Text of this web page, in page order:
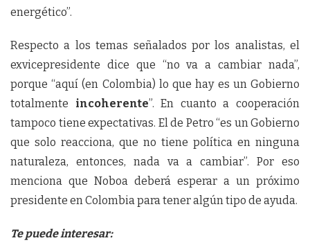
energético”.
Respecto a los temas señalados por los analistas, el
exvicepresidente dice que “no va a cambiar nada”,
porque “aquí (en Colombia) lo que hay es un Gobierno
totalmente incoherente”. En cuanto a cooperación
tampoco tiene expectativas. El de Petro “es un Gobierno
que solo reacciona, que no tiene política en ninguna
naturaleza, entonces, nada va a cambiar”. Por eso
menciona que Noboa deberá esperar a un próximo
presidente en Colombia para tener algún tipo de ayuda.
Te puede interesar: